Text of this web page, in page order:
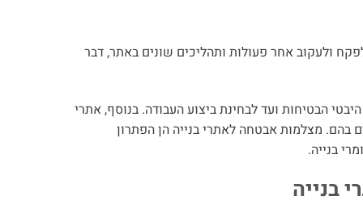
ולעקוב אחר פעולות ותהליכים שונים באתר, דבר
הבטיחות ועד לבחינת ביצוע העבודה. בנוסף, אתרי
בהם. מצלמות אבטחה לאתרי בנייה הן הפתרון
בנייה.
בנייה